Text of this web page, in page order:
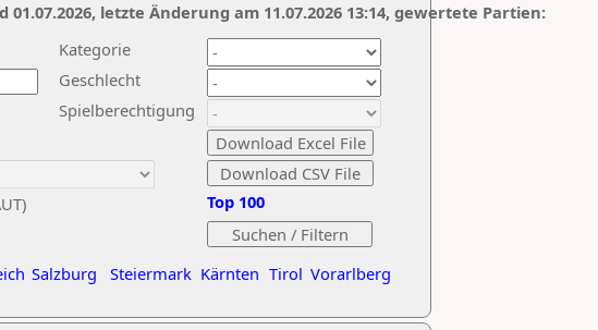
Kategorie
Geschlecht
Spielberechtigung
Salzburg Steiermark Kärnten Tirol Vorarlberg
Top 100
01.07.2026, letzte Änderung am 11.07.2026 13:14, gewertete Partien: